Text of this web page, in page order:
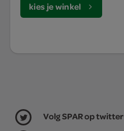
kies je winkel
Volg SPAR op twitter